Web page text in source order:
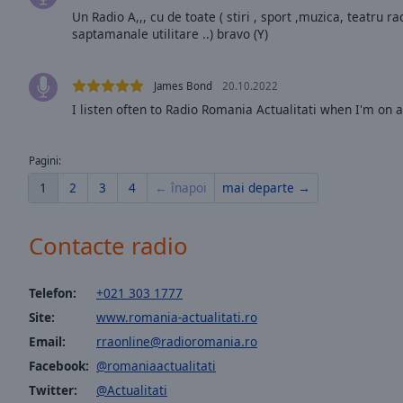
Background
Opacity
Caption
Background
Color
Un Radio A,,, cu de toate ( stiri , sport ,muzica, teatru
saptamanale utilitare ..) bravo (Y)
James Bond 20.10.2022
I listen often to Radio Romania Actualitati when I'm on
Pagini:
1 2 3 4 ← înapoi mai departe →
Contacte radio
Telefon:
+021 303 1777
Site:
www.romania-actualitati.ro
Email:
rraonline@radioromania.ro
Facebook: @romaniaactualitati
Twitter:
@Actualitati